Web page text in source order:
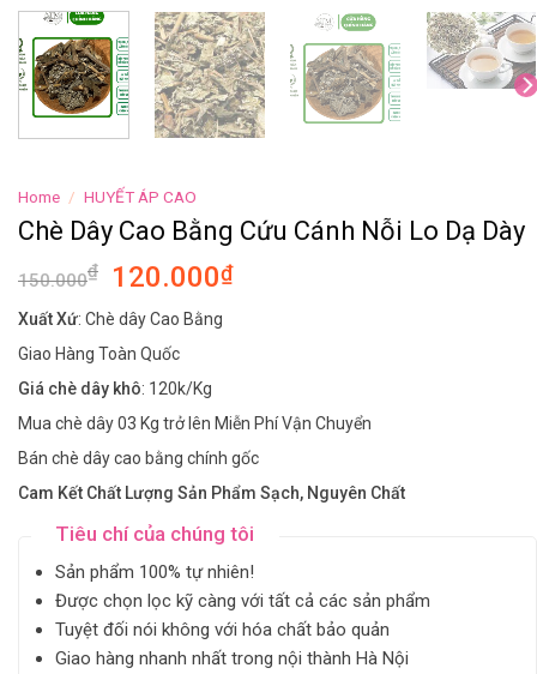
Home / HUYẾT ÁP CAO
Chè Dây Cao Bằng Cứu Cánh Nỗi Lo Dạ Dày
150.000₫ 120.000₫
Xuất Xứ: Chè dây Cao Bằng
Giao Hàng Toàn Quốc
Giá chè dây khô: 120k/Kg
Mua chè dây 03 Kg trở lên Miễn Phí Vận Chuyển
Bán chè dây cao bằng chính gốc
Cam Kết Chất Lượng Sản Phẩm Sạch, Nguyên Chất
Tiêu chí của chúng tôi
Sản phẩm 100% tự nhiên!
Được chọn lọc kỹ càng với tất cả các sản phẩm
Tuyệt đối nói không với hóa chất bảo quản
Giao hàng nhanh nhất trong nội thành Hà Nội